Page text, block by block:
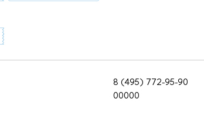
8 (495) 772-95-90
00000